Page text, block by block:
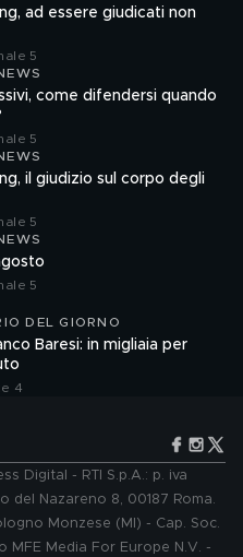
ad essere giudicati non
5
come difendersi quando
5
il giudizio sul corpo degli
5
5
DEL GIORNO
Baresi: in migliaia per
4
Digital - RTI S.p.A.: p. iva
del Nazareno 8, 00187 Roma.
Monzese (MI) - Cap. Soc.
Media For Europe N.V. -